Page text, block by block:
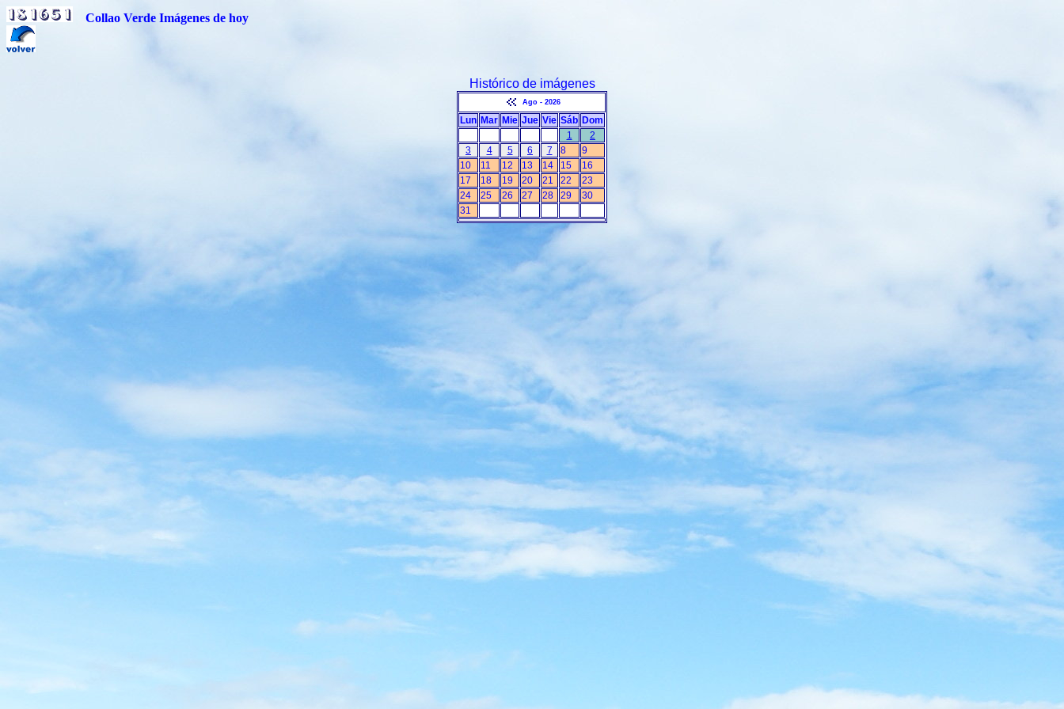
Collao Verde Imágenes de hoy
Histórico de imágenes
Ago - 2026
Lun Mar Mie Jue Vie Sáb Dom
1
2
3
4 5 6 7 8
9
10
11 12 13 14 15
16
17
18 19 20 21 22
23
24
25 26 27 28 29
30
31